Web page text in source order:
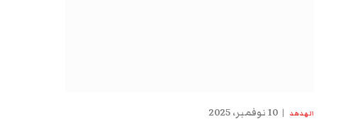
الهدهد 10 نوفمبر، 2025